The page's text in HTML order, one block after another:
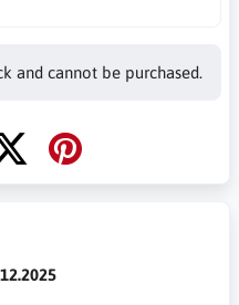
and cannot be purchased.